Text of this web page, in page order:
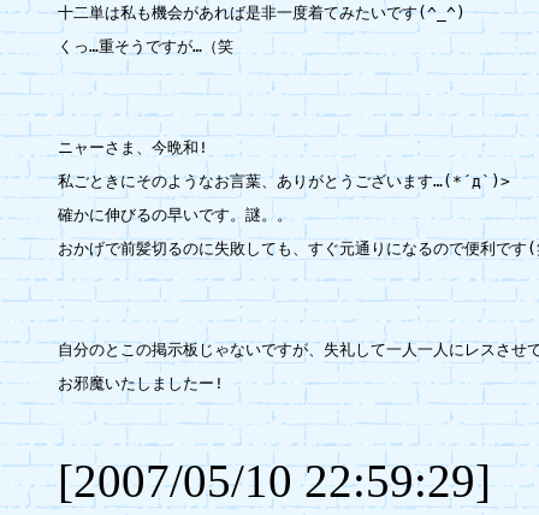
十二単は私も機会があれば是非一度着てみたいです(^_^)
くっ…重そうですが…（笑
ニャーさま、今晩和!
私ごときにそのようなお言葉、ありがとうございます…(*´д`)>
確かに伸びるの早いです。謎。。
おかげで前髪切るのに失敗しても、すぐ元通りになるので便利です
自分のとこの掲示板じゃないですが、失礼して一人一人にレスさ
お邪魔いたしましたー!
[2007/05/10 22:59:29]